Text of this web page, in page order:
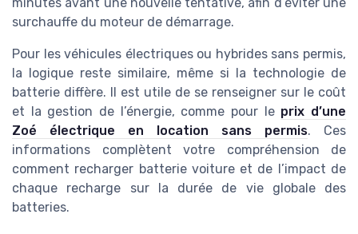
surchauffe du moteur de démarrage.
Pour les véhicules électriques ou hybrides sans permis,
la logique reste similaire, même si la technologie de
batterie diffère. Il est utile de se renseigner sur le coût
et la gestion de l’énergie, comme pour le prix d’une
Zoé électrique en location sans permis. Ces
informations complètent votre compréhension de
comment recharger batterie voiture et de l’impact de
chaque recharge sur la durée de vie globale des
batteries.